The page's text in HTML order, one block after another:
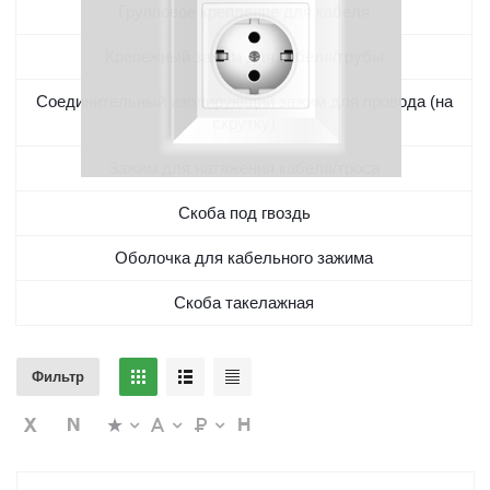
Групповое крепление для кабеля
Крепежный зажим для кабеля/трубы
Соединительный изолирующий зажим для провода (на
Скоба под гвоздь
Оболочка для кабельного зажима
Скоба такелажная
Фильтр